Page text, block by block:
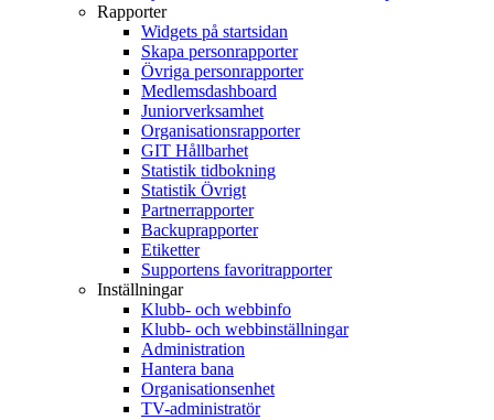
Rapporter
Widgets på startsidan
Skapa personrapporter
Övriga personrapporter
Medlemsdashboard
Juniorverksamhet
Organisationsrapporter
GIT Hållbarhet
Statistik tidbokning
Statistik Övrigt
Partnerrapporter
Backuprapporter
Etiketter
Supportens favoritrapporter
Inställningar
Klubb- och webbinfo
Klubb- och webbinställningar
Administration
Hantera bana
Organisationsenhet
TV-administratör